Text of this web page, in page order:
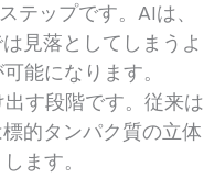
テップです。AIは、
見落としてしまうよ
能になります。
す段階です。従来は
的タンパク質の立体
ます。